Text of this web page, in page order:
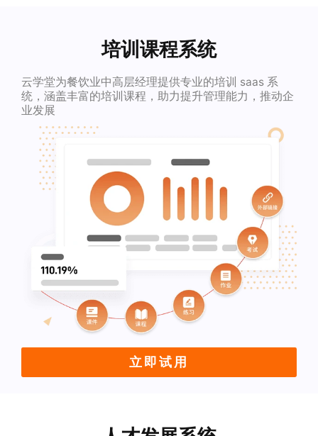
培训课程系统
云学堂为餐饮业中高层经理提供专业的培训 saas 系
统，涵盖丰富的培训课程，助力提升管理能力，推动企
业发展
立即试用